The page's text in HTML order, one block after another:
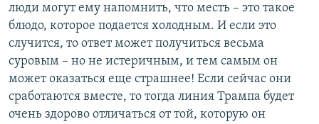
люди могут ему напомнить, что месть – это такое
блюдо, которое подается холодным. И если это
случится, то ответ может получиться весьма
суровым – но не истеричным, и тем самым он
может оказаться еще страшнее! Если сейчас они
сработаются вместе, то тогда линия Трампа будет
очень здорово отличаться от той, которую он